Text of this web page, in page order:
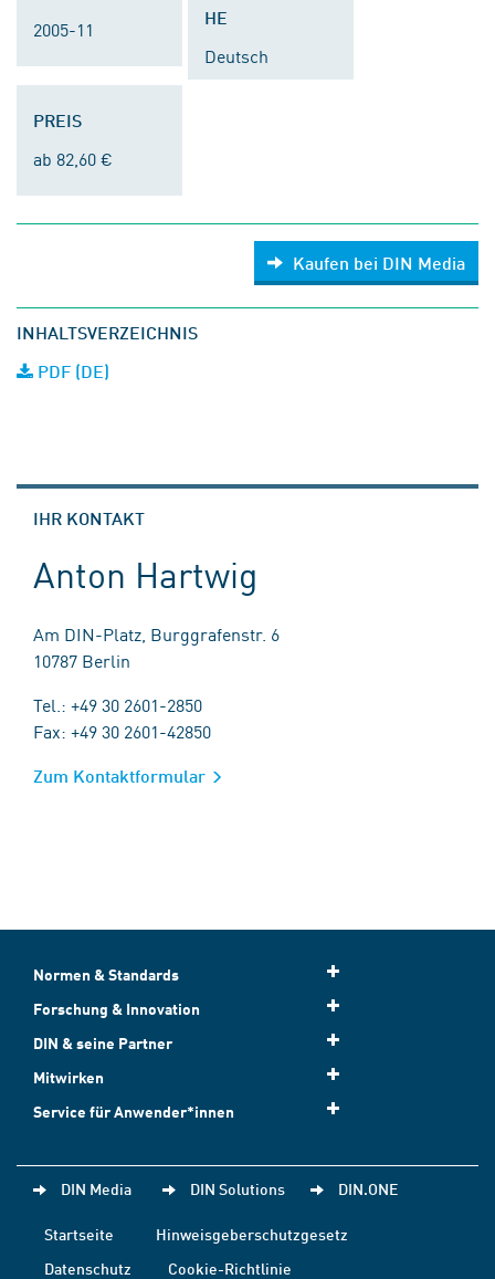
2005-11
HE
Deutsch
PREIS
ab 82,60 €
Kaufen bei DIN Media
INHALTSVERZEICHNIS
PDF (DE)
IHR KONTAKT
Anton Hartwig
Am DIN-Platz, Burggrafenstr. 6
10787 Berlin
Tel.: +49 30 2601-2850
Fax: +49 30 2601-42850
Zum Kontaktformular
Normen & Standards
Forschung & Innovation
DIN & seine Partner
Mitwirken
Service für Anwender*innen
DIN Media DIN Solutions DIN.ONE
Startseite
Hinweisgeberschutzgesetz
Datenschutz
Cookie-Richtlinie